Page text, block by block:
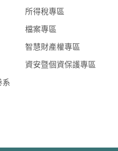
所得稅專區
檔案專區
智慧財產權專區
資安暨個資保護專區